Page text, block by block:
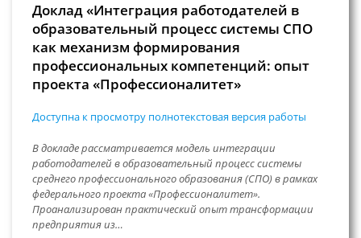
Доклад «Интеграция работодателей в
образовательный процесс системы СПО
как механизм формирования
профессиональных компетенций: опыт
проекта «Профессионалитет»
Доступна к просмотру полнотекстовая версия работы
В докладе рассматривается модель интеграции
работодателей в образовательный процесс системы
среднего профессионального образования (СПО) в рамках
федерального проекта «Профессионалитет».
Проанализирован практический опыт трансформации
предприятия из…